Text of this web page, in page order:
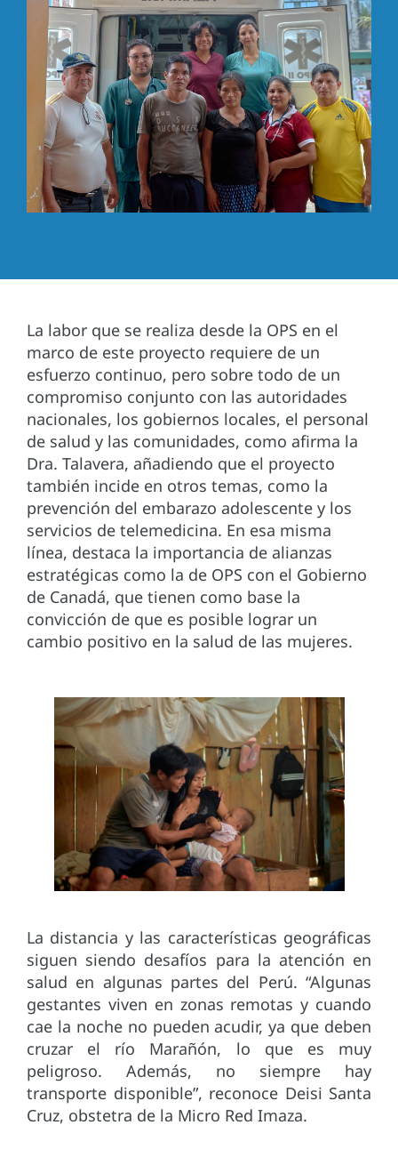
La labor que se realiza desde la OPS en el
marco de este proyecto requiere de un
esfuerzo continuo, pero sobre todo de un
compromiso conjunto con las autoridades
nacionales, los gobiernos locales, el personal
de salud y las comunidades, como afirma la
Dra. Talavera, añadiendo que el proyecto
también incide en otros temas, como la
prevención del embarazo adolescente y los
servicios de telemedicina. En esa misma
línea, destaca la importancia de alianzas
estratégicas como la de OPS con el Gobierno
de Canadá, que tienen como base la
convicción de que es posible lograr un
cambio positivo en la salud de las mujeres.
La distancia y las características geográficas
siguen siendo desafíos para la atención en
salud en algunas partes del Perú. “Algunas
gestantes viven en zonas remotas y cuando
cae la noche no pueden acudir, ya que deben
cruzar el río Marañón, lo que es muy
peligroso. Además, no siempre hay
transporte disponible”, reconoce Deisi Santa
Cruz, obstetra de la Micro Red Imaza.